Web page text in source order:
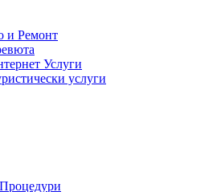
и Ремонт
Услуги
услуги